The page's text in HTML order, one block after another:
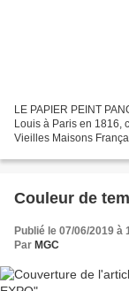
LE PAPIER PEINT
Louis à Paris en 1816,
Vieilles Maisons
Couleur de
Publié le 07/06/2019 à
Par MGC